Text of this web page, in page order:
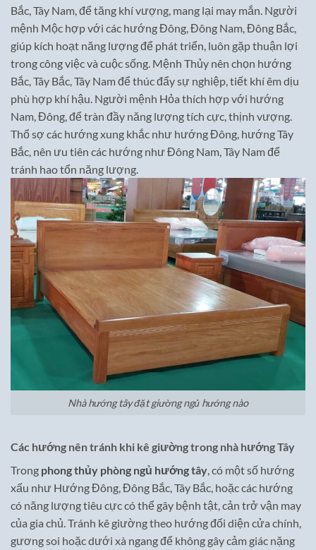
Bắc, Tây Nam, để tăng khí vượng, mang lại may mắn. Người
mệnh Mộc hợp với các hướng Đông, Đông Nam, Đông Bắc,
giúp kích hoạt năng lượng để phát triển, luôn gặp thuận lợi
trong công việc và cuộc sống. Mệnh Thủy nên chọn hướng
Bắc, Tây Bắc, Tây Nam để thúc đẩy sự nghiệp, tiết khí êm dịu
phù hợp khí hậu. Người mệnh Hỏa thích hợp với hướng
Nam, Đông, để tràn đầy năng lượng tích cực, thịnh vượng.
Thổ sợ các hướng xung khắc như hướng Đông, hướng Tây
Bắc, nên ưu tiên các hướng như Đông Nam, Tây Nam để
tránh hao tổn năng lượng.
Nhà hướng tây đặt giường ngủ hướng nào
Các hướng nên tránh khi kê giường trong nhà hướng Tây
Trong phong thủy phòng ngủ hướng tây , có một số hướng
xấu như Hướng Đông, Đông Bắc, Tây Bắc, hoặc các hướng
có năng lượng tiêu cực có thể gây bệnh tật, cản trở vận may
của gia chủ. Tránh kê giường theo hướng đối diện cửa chính,
gương soi hoặc dưới xà ngang để không gây cảm giác nặng